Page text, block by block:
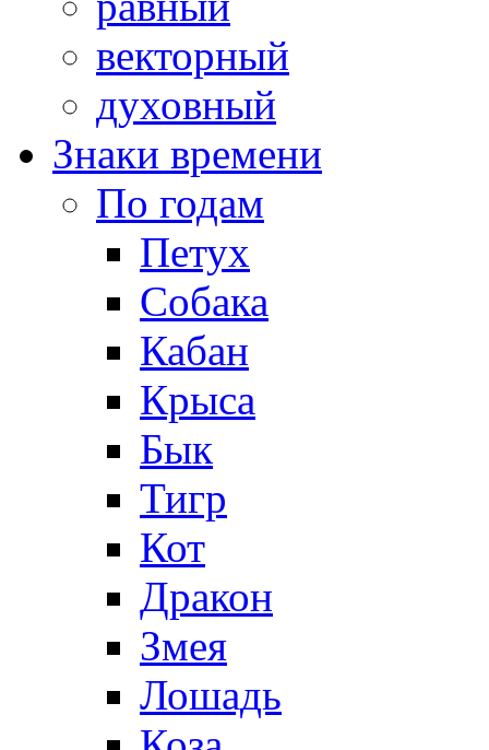
векторный
духовный
Знаки времени
По годам
Петух
Собака
Кабан
Крыса
Бык
Тигр
Кот
Дракон
Змея
Лошадь